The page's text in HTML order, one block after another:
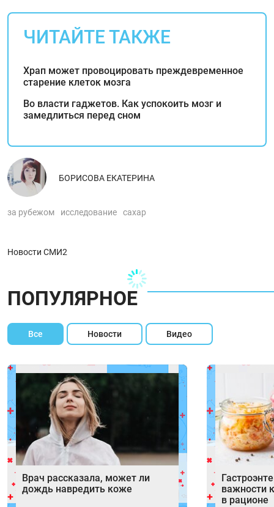
ЧИТАЙТЕ ТАКЖЕ
Храп может провоцировать преждевременное
старение клеток мозга
Во власти гаджетов. Как успокоить мозг и
замедлиться перед сном
БОРИСОВА ЕКАТЕРИНА
за рубежом исследование сахар
Новости СМИ2
ПОПУЛЯРНОЕ
Все Новости Видео
Врач рассказала, может ли
дождь навредить коже
важности
в рационе